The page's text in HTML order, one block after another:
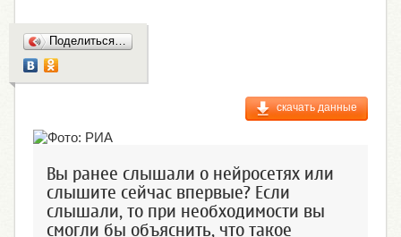
скачать данные
Вы ранее слышали о нейросетях или
слышите сейчас впервые? Если
слышали, то при необходимости вы
смогли бы объяснить, что такое
Поделиться…